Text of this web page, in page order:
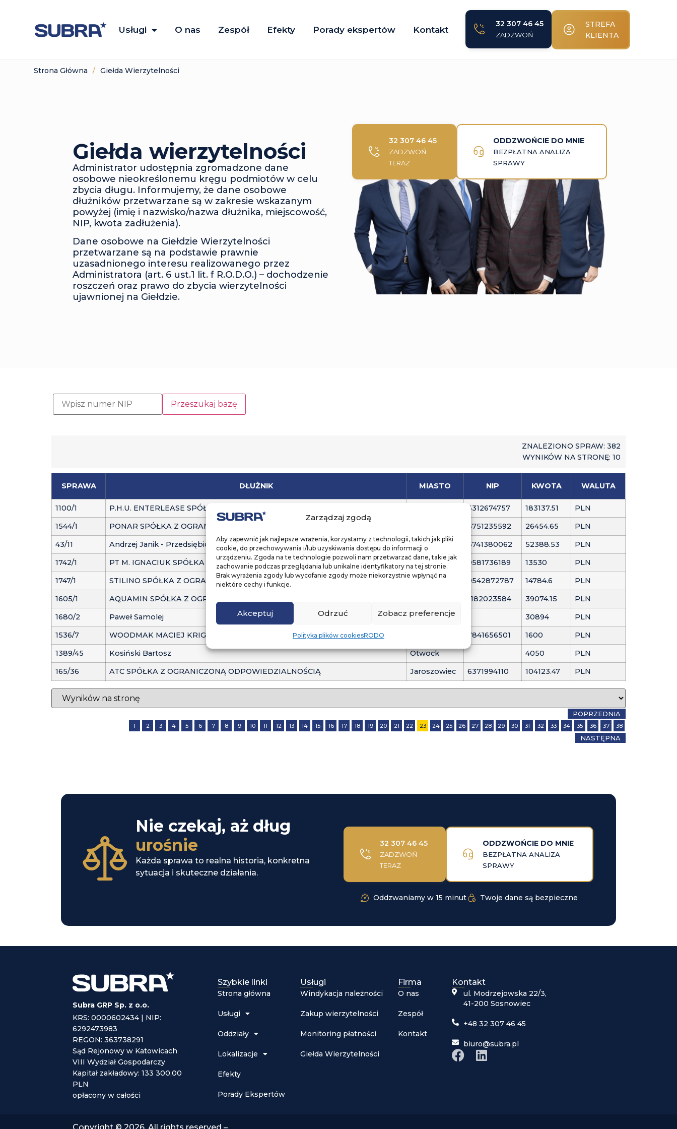
Zarządzaj zgodą
Aby zapewnić jak najlepsze wrażenia, korzystamy z technologii, takich jak pliki
cookie, do przechowywania i/lub uzyskiwania dostępu do informacji o
urządzeniu. Zgoda na te technologie pozwoli nam przetwarzać dane, takie jak
zachowanie podczas przeglądania lub unikalne identyfikatory na tej stronie.
Brak wyrażenia zgody lub wycofanie zgody może niekorzystnie wpłynąć na
niektóre cechy i funkcje.
Akceptuj Odrzuć Zobacz preferencje
Polityka plików cookiesRODO
Usługi O nas Zespół Efekty Porady ekspertów Kontakt
32 307 46 45
ZADZWOŃ
STREFA
KLIENTA
Strona Główna / Giełda Wierzytelności
Giełda wierzytelności
Administrator udostępnia zgromadzone dane
osobowe nieokreślonemu kręgu podmiotów w celu
zbycia długu. Informujemy, że dane osobowe
dłużników przetwarzane są w zakresie wskazanym
powyżej (imię i nazwisko/nazwa dłużnika, miejscowość,
NIP, kwota zadłużenia).
Dane osobowe na Giełdzie Wierzytelności
przetwarzane są na podstawie prawnie
uzasadnionego interesu realizowanego przez
Administratora (art. 6 ust.1 lit. f R.O.D.O.) – dochodzenie
roszczeń oraz prawo do zbycia wierzytelności
ujawnionej na Giełdzie.
32 307 46 45
ZADZWOŃ
TERAZ
ODDZWOŃCIE DO MNIE
BEZPŁATNA ANALIZA
SPRAWY
ZNALEZIONO SPRAW: 382
WYNIKÓW NA STRONĘ: 10
SPRAWA DŁUŻNIK MIASTO NIP KWOTA WALUTA
1100/1 P.H.U. ENTERLEASE SPÓŁKA Z OGRANICZONĄ ODPOWIEDZIALNOŚCIĄ 6312674757 183137.51
PLN
1544/1
PONAR SPÓŁKA Z OGRANICZONĄ ODPOWIEDZIALNOŚCIĄ 6751235592 26454.65
PLN
43/11
Andrzej Janik - Przedsiębiorstwo Handlowo-Usługowe "NEOBUD" Katowice 5741380062 52388.53
PLN
1742/1
PT M. IGNACIUK SPÓŁKA KOMANDYTOWA Gdynia 9581736189 13530
PLN
1747/1
STILINO SPÓŁKA Z OGRANICZONĄ ODPOWIEDZIALNOŚCIĄ Katowice 9542872787 14784.6
PLN
1605/1
AQUAMIN SPÓŁKA Z OGRANICZONĄ ODPOWIEDZIALNOŚCIĄ 1182023584 39074.15
PLN
1680/2
Paweł Samolej Poznań 30894
PLN
1536/7
WOODMAK MACIEJ KRIGER 7841656501 1600
PLN
1389/45
Kosiński Bartosz Otwock 4050
PLN
165/36
ATC SPÓŁKA Z OGRANICZONĄ ODPOWIEDZIALNOŚCIĄ Jaroszowiec 6371994110 104123.47 PLN
POPRZEDNIA
1 2 3 4 5 6 7 8 9 10 11 12 13 14 15 16 17 18 19 20 21 22 23 24 25 26 27 28 29 30 31 32 33 34 35 36 37 38
NASTĘPNA
Nie czekaj, aż dług
urośnie
Każda sprawa to realna historia, konkretna
sytuacja i skuteczne działania.
32 307 46 45
ZADZWOŃ
TERAZ
ODDZWOŃCIE DO MNIE
BEZPŁATNA ANALIZA
SPRAWY
Oddzwaniamy w 15 minut Twoje dane są bezpieczne
Subra GRP Sp. z o.o.
KRS: 0000602434 | NIP:
6292473983
REGON: 363738291
Sąd Rejonowy w Katowicach
VIII Wydział Gospodarczy
Kapitał zakładowy: 133 300,00
PLN
opłacony w całości
Szybkie linki
Strona główna
Usługi
Oddziały
Lokalizacje
Efekty
Porady Ekspertów
Usługi
Windykacja należności
Zakup wierzytelności
Monitoring płatności
Giełda Wierzytelności
Firma
O nas
Zespół
Kontakt
Kontakt
ul. Modrzejowska 22/3,
41-200 Sosnowiec
+48 32 307 46 45
biuro@subra.pl